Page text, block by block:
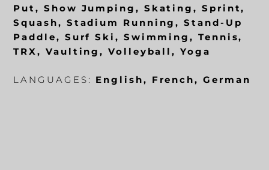
Put, Show Jumping, Skating, Sprint,
Squash, Stadium Running, Stand-Up
Paddle, Surf Ski, Swimming, Tennis,
TRX, Vaulting, Volleyball, Yoga
LANGUAGES: English, French, German